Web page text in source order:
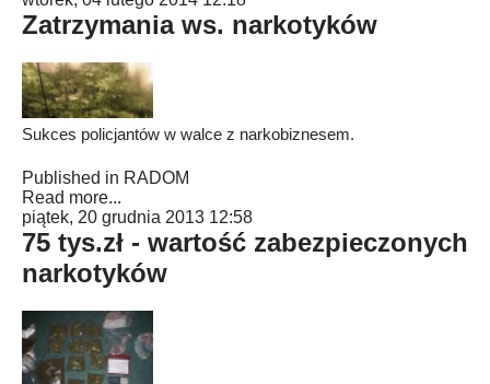
Zatrzymania ws. narkotyków
Sukces policjantów w walce z narkobiznesem.
Published in RADOM
Read more...
piątek, 20 grudnia 2013 12:58
75 tys.zł - wartość zabezpieczonych
narkotyków